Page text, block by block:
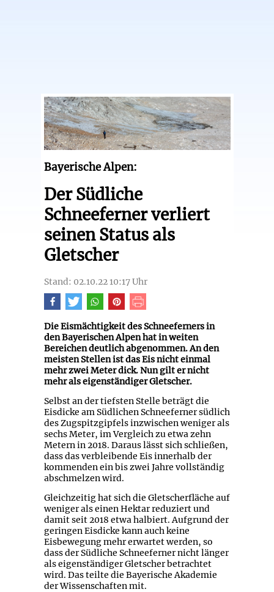
Bayerische Alpen:
Der Südliche
Schneeferner verliert
seinen Status als
Gletscher
Stand: 02.10.22 10:17 Uhr
Die Eismächtigkeit des Schneeferners in
den Bayerischen Alpen hat in weiten
Bereichen deutlich abgenommen. An den
meisten Stellen ist das Eis nicht einmal
mehr zwei Meter dick. Nun gilt er nicht
mehr als eigenständiger Gletscher.
Selbst an der tiefsten Stelle beträgt die
Eisdicke am Südlichen Schneeferner südlich
des Zugspitzgipfels inzwischen weniger als
sechs Meter, im Vergleich zu etwa zehn
Metern in 2018. Daraus lässt sich schließen,
dass das verbleibende Eis innerhalb der
kommenden ein bis zwei Jahre vollständig
abschmelzen wird.
Gleichzeitig hat sich die Gletscherfläche auf
weniger als einen Hektar reduziert und
damit seit 2018 etwa halbiert. Aufgrund der
geringen Eisdicke kann auch keine
Eisbewegung mehr erwartet werden, so
dass der Südliche Schneeferner nicht länger
als eigenständiger Gletscher betrachtet
wird. Das teilte die Bayerische Akademie
der Wissenschaften mit.